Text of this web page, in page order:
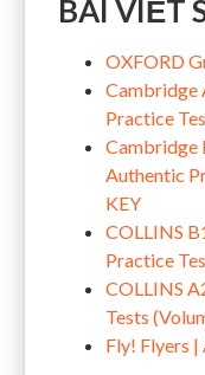
BÀI VIẾT
OXFORD
Cambridge
Practice
Cambridge
Authentic
KEY
COLLINS
Practice
COLLINS
Tests
Fly! Flyers